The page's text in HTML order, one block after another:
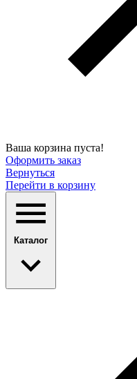
Ваша корзина пуста!
Оформить заказ
Вернуться
Перейти в корзину
Каталог